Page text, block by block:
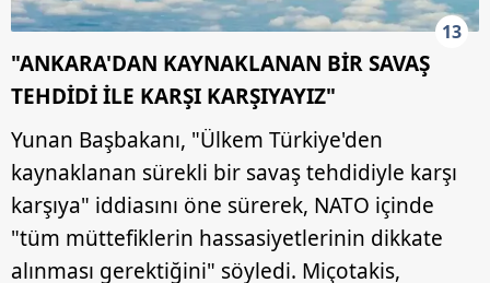
13
"ANKARA'DAN KAYNAKLANAN BİR SAVAŞ
TEHDİDİ İLE KARŞI KARŞIYAYIZ"
Yunan Başbakanı, "Ülkem Türkiye'den
kaynaklanan sürekli bir savaş tehdidiyle karşı
karşıya" iddiasını öne sürerek, NATO içinde
"tüm müttefiklerin hassasiyetlerinin dikkate
alınması gerektiğini" söyledi. Miçotakis,